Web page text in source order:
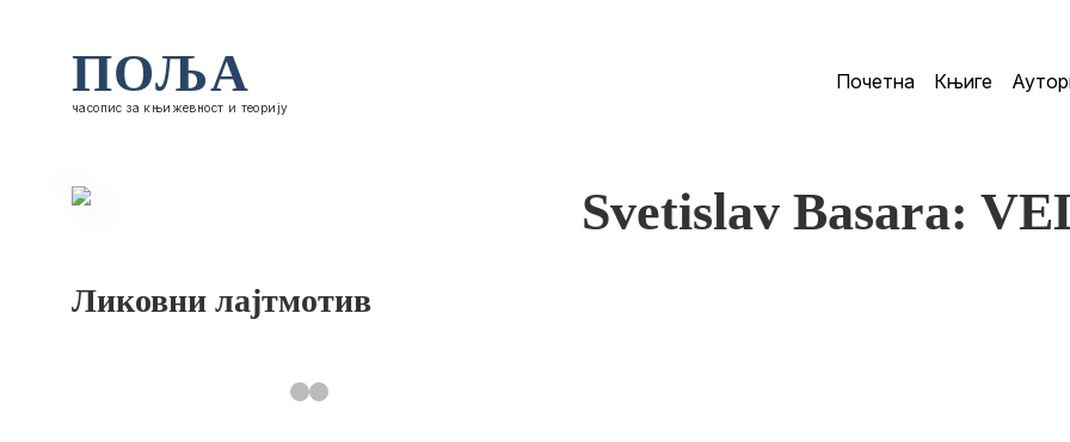
ПОЉА
часопис за књижевност и теорију
Почетна Књиге
Ликовни лајтмотив
Svetislav Basara: